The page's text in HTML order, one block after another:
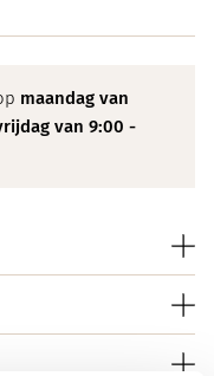
maandag van
van 9:00 -